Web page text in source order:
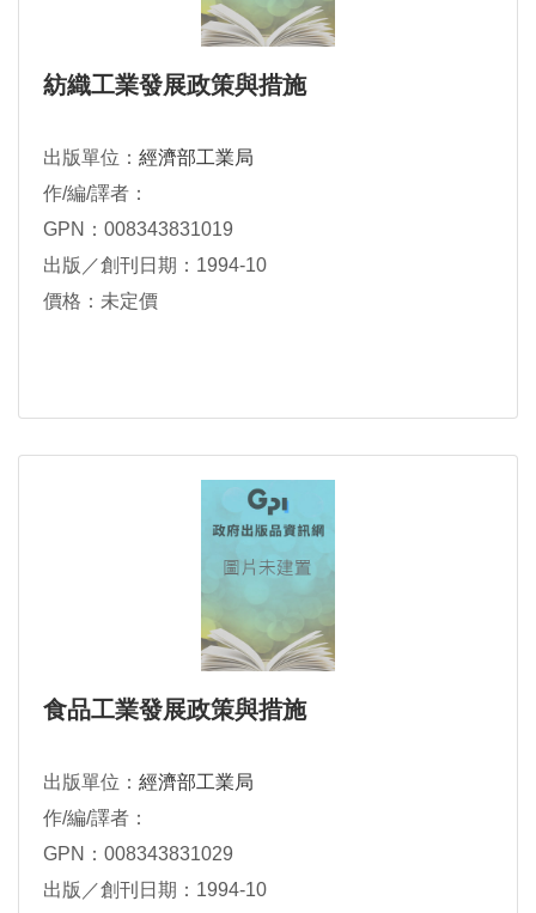
紡織工業發展政策與措施
出版單位： 經濟部工業局
作/編/譯者：
GPN：008343831019
出版／創刊日期：1994-10
價格：未定價
食品工業發展政策與措施
出版單位： 經濟部工業局
作/編/譯者：
GPN：008343831029
出版／創刊日期：1994-10